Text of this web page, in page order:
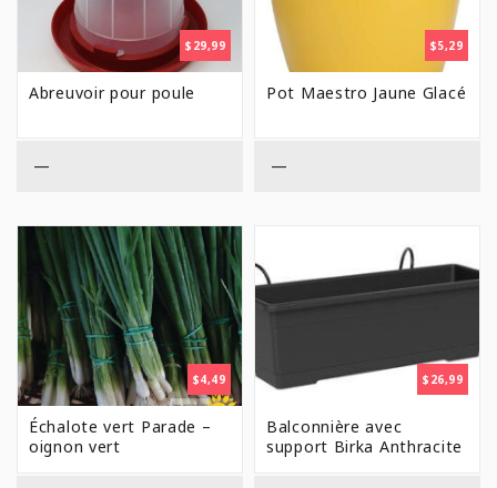
$ 29,99
Abreuvoir pour poule
—
$5,29
Pot Maestro Jaune Glacé
—
$4,49
Échalote vert Parade –
oignon vert
$ 26,99
Balconnière avec
support Birka Anthracite